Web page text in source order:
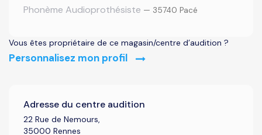
Phonème Audioprothésiste — 35740 Pacé
Vous êtes propriétaire de ce magasin/centre d’audition ?
Personnalisez mon profil
Adresse du centre audition
22 Rue de Nemours,
35000 Rennes